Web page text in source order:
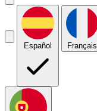
Español Français